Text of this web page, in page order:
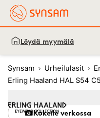
Löydä myymälä
Synsam Urheilulasit
Erling Haaland HAL S54
Kokeile verkossa
Image1